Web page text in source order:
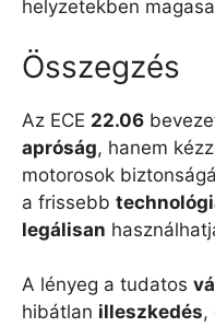
helyzetekben
Összegzés
Az ECE 22.06
apróság, hanem
motorosok
a frissebb
legálisan
A lényeg a tudatos
hibátlan illeszkedés,